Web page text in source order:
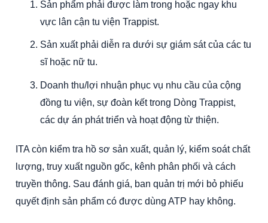
Sản phẩm phải được làm trong hoặc ngay khu
vực lân cận tu viện Trappist.
Sản xuất phải diễn ra dưới sự giám sát của các tu
sĩ hoặc nữ tu.
Doanh thu/lợi nhuận phục vụ nhu cầu của cộng
đồng tu viện, sự đoàn kết trong Dòng Trappist,
các dự án phát triển và hoạt động từ thiện.
ITA còn kiểm tra hồ sơ sản xuất, quản lý, kiểm soát chất
lượng, truy xuất nguồn gốc, kênh phân phối và cách
truyền thông. Sau đánh giá, ban quản trị mới bỏ phiếu
quyết định sản phẩm có được dùng ATP hay không.